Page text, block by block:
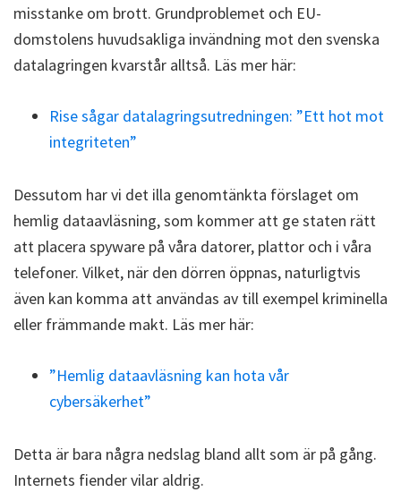
misstanke om brott. Grundproblemet och EU-
domstolens huvudsakliga invändning mot den svenska
datalagringen kvarstår alltså. Läs mer här:
Rise sågar datalagringsutredningen: ”Ett hot mot
integriteten”
Dessutom har vi det illa genomtänkta förslaget om
hemlig dataavläsning, som kommer att ge staten rätt
att placera spyware på våra datorer, plattor och i våra
telefoner. Vilket, när den dörren öppnas, naturligtvis
även kan komma att användas av till exempel kriminella
eller främmande makt. Läs mer här:
”Hemlig dataavläsning kan hota vår
cybersäkerhet”
Detta är bara några nedslag bland allt som är på gång.
Internets fiender vilar aldrig.